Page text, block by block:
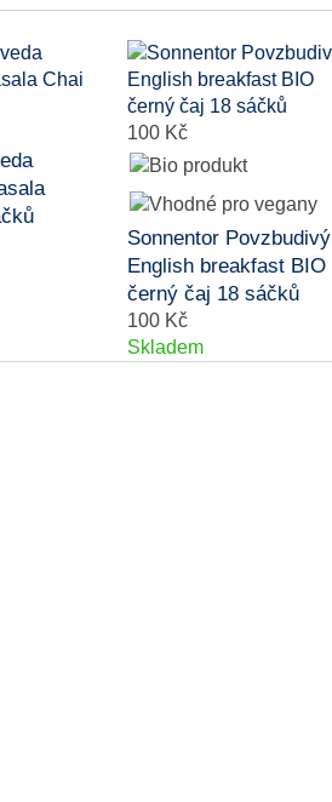
100 Kč
Sonnentor Povzbudivý
English breakfast BIO
černý čaj 18 sáčků
100 Kč
Skladem